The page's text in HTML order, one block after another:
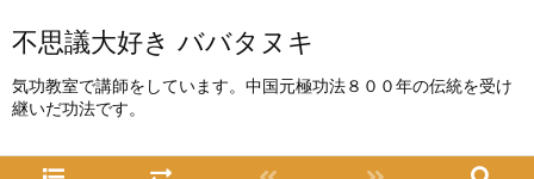
不思議大好き ババタヌキ
気功教室で講師をしています。中国元極功法８００年の伝統を受け
継いだ功法です。